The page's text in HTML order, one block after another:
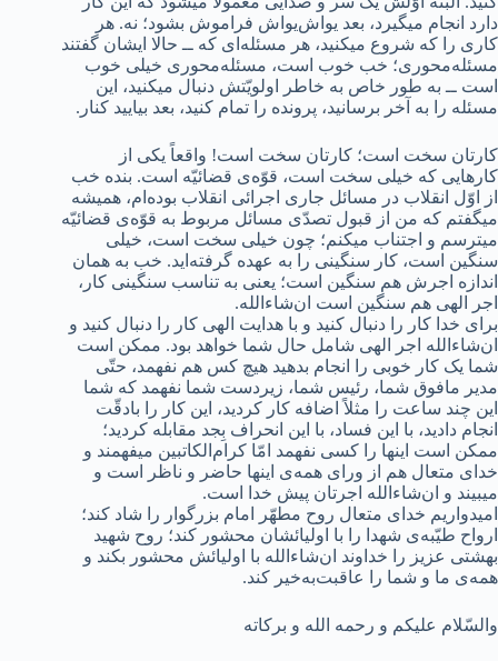
دارد انجام میگیرد، بعد یواش‌یواش فراموش بشود؛ نه. هر
کاری را که شروع میکنید، هر مسئله‌ای که ــ حالا ایشان گفتند
مسئله‌محوری؛ خب خوب است، مسئله‌محوری خیلی خوب
است ــ به طور خاص به خاطر اولویّتش دنبال میکنید، این
مسئله را به آخر برسانید، پرونده را تمام کنید، بعد بیایید کنار.
کارتان سخت است؛ کارتان سخت است! واقعاً یکی از
کارهایی که خیلی سخت است، قوّه‌ی قضائیّه است. بنده خب
از اوّل انقلاب در مسائل جاری اجرائی انقلاب بود‌ه‌ام، همیشه
میگفتم که من از قبول تصدّی مسائل مربوط به قوّه‌ی قضائیّه
میترسم و اجتناب میکنم؛ چون خیلی سخت است، خیلی
سنگین است، کار سنگینی را به عهده گرفته‌اید. خب به همان
اندازه اجرش هم سنگین است؛ یعنی به تناسب سنگینی کار،
اجر الهی هم سنگین است ان‌شاء‌الله.
برای خدا کار را دنبال کنید و با هدایت الهی کار را دنبال کنید و
ان‌شاء‌الله اجر الهی شامل حال شما خواهد بود. ممکن است
شما یک کار خوبی را انجام بدهید هیچ کس هم نفهمد، حتّی
مدیر مافوق شما، رئیس شما، زیردست شما نفهمد که شما
این چند ساعت را مثلاً اضافه کار کردید، این کار را بادقّت
انجام دادید، با این فساد، با این انحراف بِجد مقابله کردید؛
ممکن است اینها را کسی نفهمد امّا کرام‌الکاتبین میفهمند و
خدای متعال هم از ورای همه‌ی اینها حاضر و ناظر است و
میبیند و ان‌شاء‌الله اجرتان پیش خدا است.
امیدواریم خدای متعال روح مطهّر امام بزرگوار را شاد کند؛
ارواح طیّبه‌ی شهدا را با اولیائشان محشور کند؛ روح شهید
بهشتی عزیز را خداوند ان‌شاء‌الله با اولیائش محشور بکند و
همه‌ی ما و شما را عاقبت‌به‌خیر کند.
والسّلام علیکم و رحمه ‌الله و برکاته